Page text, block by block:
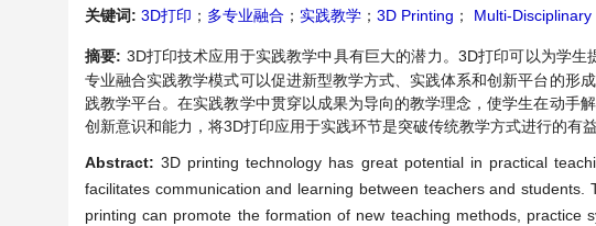
关键词: 3D打印 ； 多专业融合 ； 实践教学 ； 3D Printing ； Multi-
摘要: 3D打印技术应用于实践教学中具有巨大的潜力。3D打印可以为学
专业融合实践教学模式可以促进新型教学方式、实践体系和创新平台的形
践教学平台。在实践教学中贯穿以成果为导向的教学理念，使学生在动手
创新意识和能力，将3D打印应用于实践环节是突破传统教学方式进行的有益
Abstract:3D printing technology has great potential in practical
facilitates communication and learning between teachers and
printing can promote the formation of new teaching methods, practice